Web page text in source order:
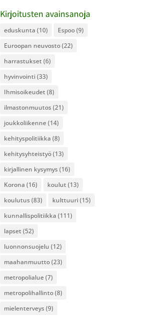
Kirjoitusten avainsanoja
eduskunta (10) Espoo(9)
Euroopan neuvosto(22)
harrastukset (6)
hyvinvointi(33)
Ihmisoikeudet (8)
ilmastonmuutos(21)
joukkoliikenne(14)
kehityspolitiikka (8)
kehitysyhteistyö(13)
kirjallinen kysymys(16)
Korona (16) koulut (13)
koulutus(83) kulttuuri(15)
kunnallispolitiikka (111)
lapset (52)
luonnonsuojelu (12)
maahanmuutto(23)
metropolialue(7)
metropolihallinto(8)
mielenterveys(9)